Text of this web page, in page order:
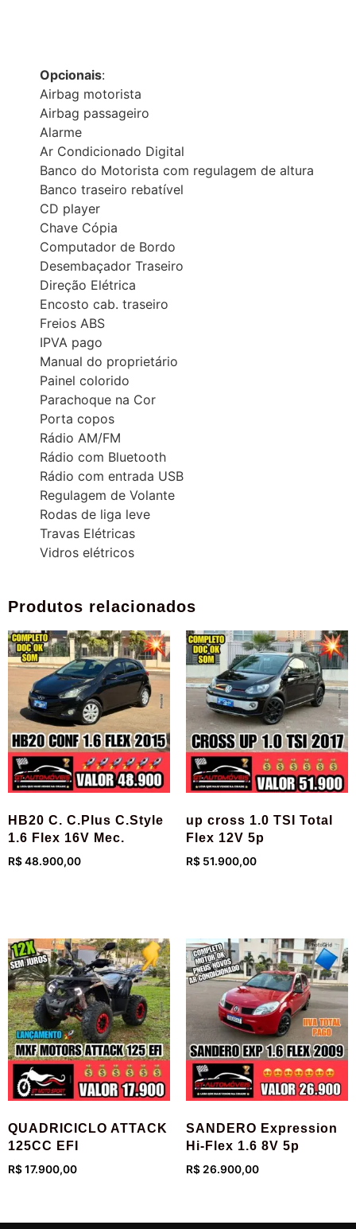
Opcionais:
Airbag motorista
Airbag passageiro
Alarme
Ar Condicionado Digital
Banco do Motorista com regulagem de altura
Banco traseiro rebatível
CD player
Chave Cópia
Computador de Bordo
Desembaçador Traseiro
Direção Elétrica
Encosto cab. traseiro
Freios ABS
IPVA pago
Manual do proprietário
Painel colorido
Parachoque na Cor
Porta copos
Rádio AM/FM
Rádio com Bluetooth
Rádio com entrada USB
Regulagem de Volante
Rodas de liga leve
Travas Elétricas
Vidros elétricos
Produtos relacionados
HB20 C. C.Plus C.Style
1.6 Flex 16V Mec.
R$48.900,00
up cross 1.0 TSI Total
Flex 12V 5p
R$ 51.900,00
QUADRICICLO ATTACK
125CC EFI
R$17.900,00
SANDERO Expression
Hi-Flex 1.6 8V 5p
R$ 26.900,00